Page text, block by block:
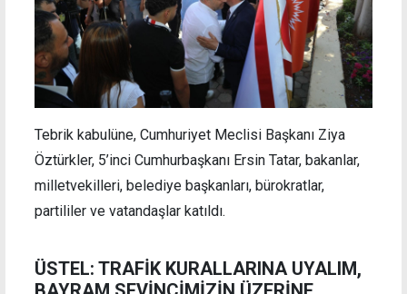
Tebrik kabulüne, Cumhuriyet Meclisi Başkanı Ziya
Öztürkler, 5’inci Cumhurbaşkanı Ersin Tatar, bakanlar,
milletvekilleri, belediye başkanları, bürokratlar,
partililer ve vatandaşlar katıldı.
ÜSTEL: TRAFİK KURALLARINA UYALIM,